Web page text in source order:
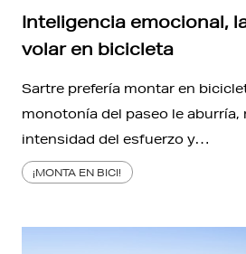
Inteligencia emocional,
volar en bicicleta
Sartre prefería montar en
monotonía del paseo le aburría,
intensidad del esfuerzo y…
¡MONTA EN BICI!